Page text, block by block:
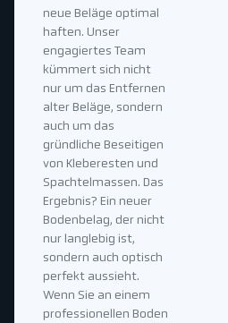
neue Beläge optimal
haften. Unser
engagiertes Team
kümmert sich nicht
nur um das Entfernen
alter Beläge, sondern
auch um das
gründliche Beseitigen
von Kleberesten und
Spachtelmassen. Das
Ergebnis? Ein neuer
Bodenbelag, der nicht
nur langlebig ist,
sondern auch optisch
perfekt aussieht.
Wenn Sie an einem
professionellen Boden